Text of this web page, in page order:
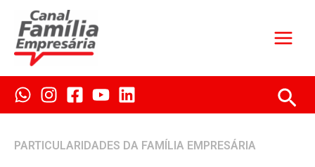
conteúdo
PARTICULARIDADES DA FAMÍLIA EMPRESÁRIA